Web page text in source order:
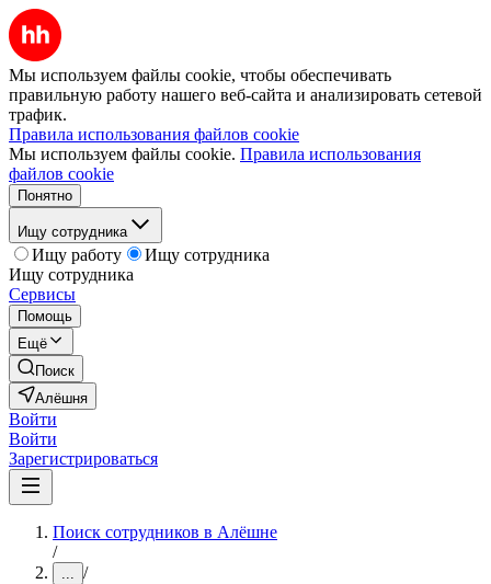
Мы используем файлы cookie, чтобы обеспечивать
правильную работу нашего веб-сайта и анализировать сетевой
трафик.
Правила использования файлов cookie
Мы используем файлы cookie. Правила использования
файлов cookie
Понятно
Ищу сотрудника
Ищу работу
Ищу сотрудника
Ищу сотрудника
Сервисы
Помощь
Ещё
Поиск
Алёшня
Войти
Войти
Зарегистрироваться
Поиск сотрудников в Алёшне
/
... /